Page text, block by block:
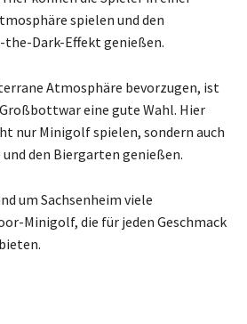
spielen und den
Dark-Effekt genießen.
Atmosphäre bevorzugen, ist
eine gute Wahl. Hier
nur Minigolf spielen, sondern auch
den Biergarten genießen.
um Sachsenheim viele
Minigolf, die für jeden Geschmack